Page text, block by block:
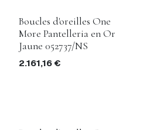
Boucles d'oreilles One
More Pantelleria en Or
Jaune 052737/NS
2.161,16€